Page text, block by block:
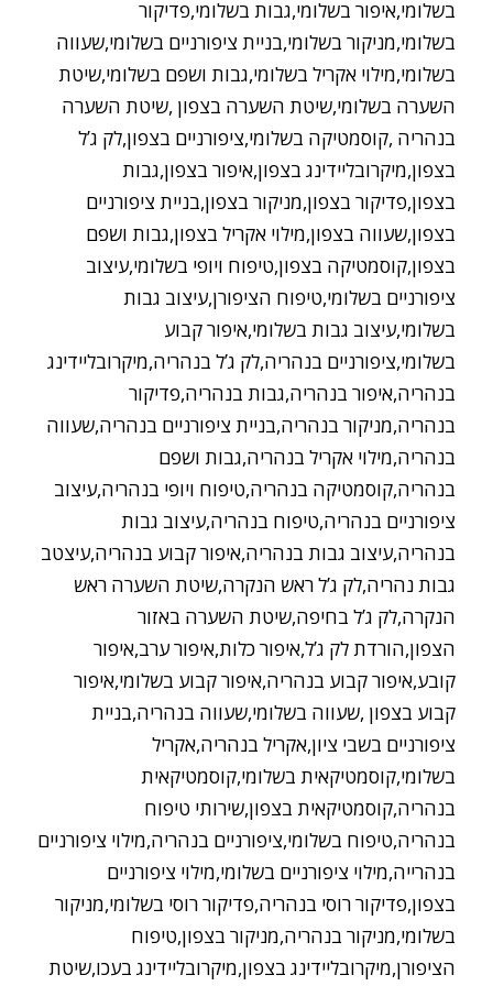
בשלומי,איפור בשלומי,גבות בשלומי,פדיקור
בשלומי,מניקור בשלומי,בניית ציפורניים בשלומי,שעווה
בשלומי,מילוי אקריל בשלומי,גבות ושפם בשלומי,שיטת
השערה בשלומי,שיטת השערה בצפון ,שיטת השערה
בנהריה ,קוסמטיקה בשלומי,ציפורניים בצפון,לק ג’ל
בצפון,מיקרובליידינג בצפון,איפור בצפון,גבות
בצפון,פדיקור בצפון,מניקור בצפון,בניית ציפורניים
בצפון,שעווה בצפון,מילוי אקריל בצפון,גבות ושפם
בצפון,קוסמטיקה בצפון,טיפוח ויופי בשלומי,עיצוב
ציפורניים בשלומי,טיפוח הציפורן,עיצוב גבות
בשלומי,עיצוב גבות בשלומי,איפור קבוע
בשלומי,ציפורניים בנהריה,לק ג’ל בנהריה,מיקרובליידינג
בנהריה,איפור בנהריה,גבות בנהריה,פדיקור
בנהריה,מניקור בנהריה,בניית ציפורניים בנהריה,שעווה
בנהריה,מילוי אקריל בנהריה,גבות ושפם
בנהריה,קוסמטיקה בנהריה,טיפוח ויופי בנהריה,עיצוב
ציפורניים בנהריה,טיפוח בנהריה,עיצוב גבות
בנהריה,עיצוב גבות בנהריה,איפור קבוע בנהריה,עיצטב
גבות נהריה,לק ג’ל ראש הנקרה,שיטת השערה ראש
הנקרה,לק ג’ל בחיפה,שיטת השערה באזור
הצפון,הורדת לק ג’ל,איפור כלות,איפור ערב,איפור
קובע,איפור קבוע בנהריה,איפור קבוע בשלומי,איפור
קבוע בצפון ,שעווה בשלומי,שעווה בנהריה,בניית
ציפורניים בשבי ציון,אקריל בנהריה,אקריל
בשלומי,קוסמטיקאית בשלומי,קוסמטיקאית
בנהריה,קוסמטיקאית בצפון,שירותי טיפוח
בנהריה,טיפוח בשלומי,ציפורניים בנהריה,מילוי ציפורניים
בנהרייה,מילוי ציפורניים בשלומי,מילוי ציפורניים
בצפון,פדיקור רוסי בנהריה,פדיקור רוסי בשלומי,מניקור
בשלומי,מניקור בנהריה,מניקור בצפון,טיפוח
הציפורן,מיקרובליידינג בצפון,מיקרובליידינג בעכו,שיטת